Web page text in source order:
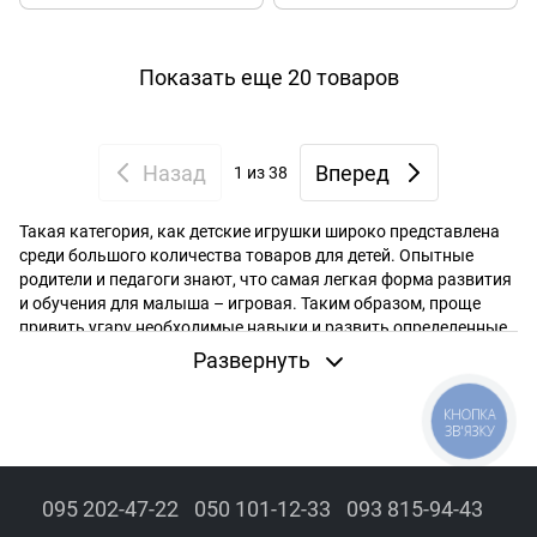
Показать еще 20 товаров
Назад 1 из 38 Вперед
Такая категория, как детские игрушки широко представлена
среди большого количества товаров для детей. Опытные
родители и педагоги знают, что самая легкая форма развития
и обучения для малыша – игровая. Таким образом, проще
привить угару необходимые навыки и развить определенные
Магнитные конструкторы - это увлекательные и развивающие
игрушки, которые пользуются большой популярностью среди
детей. Магнитный конструктор предоставляет детям
возможность творческого проектирования и строительства,
пространственное воображение. Такой конструктор
Развернуть
095 202-47-22 050 101-12-33
093 815-94-43
КНОПКА
ЗВ'ЯЗКУ